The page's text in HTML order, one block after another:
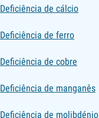
Deficiência de cálcio
Deficiência de ferro
Deficiência de cobre
Deficiência de manganês
Deficiência de molibdénio